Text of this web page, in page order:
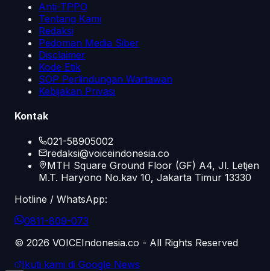
Anti-TPPO
Tentang Kami
Redaksi
Pedoman Media Siber
Disclaimer
Kode Etik
SOP Perlindungan Wartawan
Kebijakan Privasi
Kontak
021-58905002
redaksi@voiceindonesia.co
MTH Square Ground Floor (GF) A4, Jl. Letjen
M.T. Haryono No.kav 10, Jakarta Timur 13330
Hotline / WhatsApp:
0811-809-073
© 2026 VOICEIndonesia.co - All Rights Reserved
Ikuti kami di Google News